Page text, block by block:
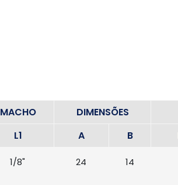
MACHO
DIMENSÕES
L1
A B
1/8" 24 14